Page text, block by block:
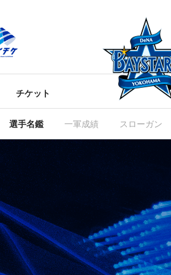
チケット
選手名鑑 一軍成績 スローガン